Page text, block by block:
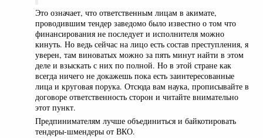
Это означает, что ответственным лицам в акимате,
проводившим тендер заведомо было известно о том что
финансирования не последует и исполнителя можно
кинуть. Но ведь сейчас на лицо есть состав преступления, я
уверен, там виноватых можно за пять минут найти в этом
деле и взыскать с них по полной. Но в этой стране как
всегда ничего не докажешь пока есть заинтересованные
лица и круговая порука. Отсюда вам наука, прописывайте в
договоре ответственность сторон и читайте внимательно
этот пункт.
Предпинимателям лучше объединиться и байкотировать
тендеры-шмендеры от ВКО.